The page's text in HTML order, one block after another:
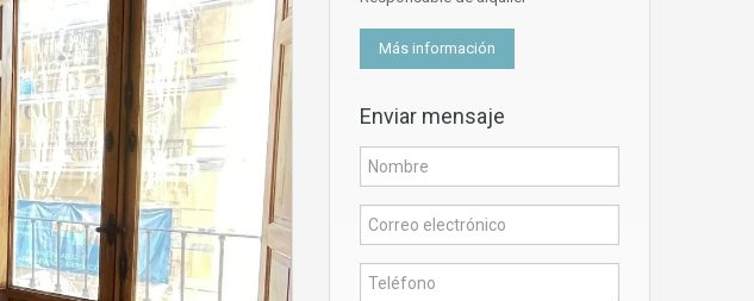
Más información
Enviar mensaje